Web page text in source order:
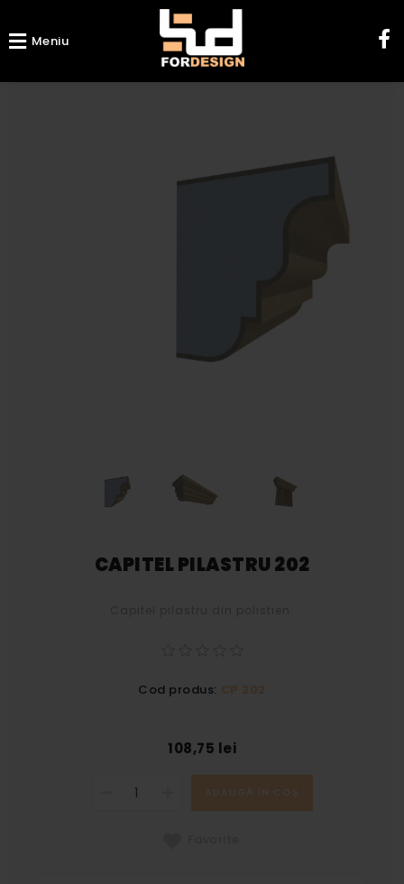
Meniu
CAPITEL PILASTRU 202
Cod produs: CP 202
108,75 lei
ADAUGĂ ÎN COȘ